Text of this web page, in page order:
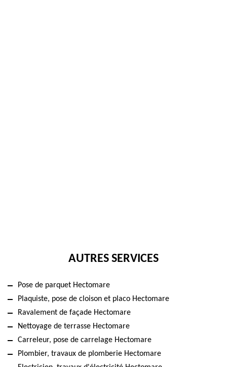
AUTRES SERVICES
Pose de parquet Hectomare
Plaquiste, pose de cloison et placo Hectomare
Ravalement de façade Hectomare
Nettoyage de terrasse Hectomare
Carreleur, pose de carrelage Hectomare
Plombier, travaux de plomberie Hectomare